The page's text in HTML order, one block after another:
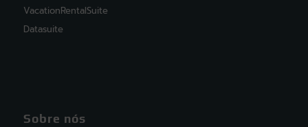
VacationRentalSuite
Datasuite
Sobre nós